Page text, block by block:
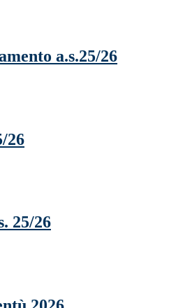
a.s.25/26
26
25/26